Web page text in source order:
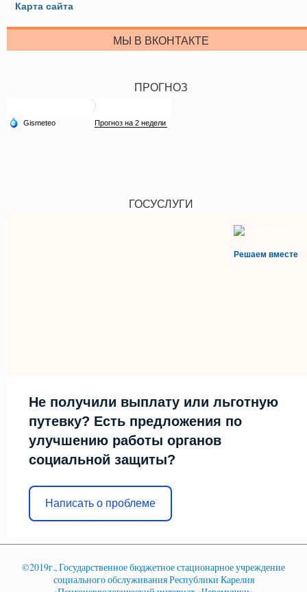
Карта сайта
МЫ В ВКОНТАКТЕ
ПРОГНОЗ
ГОСУСЛУГИ
Решаем вместе
Не получили выплату или льготную
путевку? Есть предложения по
улучшению работы органов
социальной защиты?
Написать о проблеме
©2019г., Государственное бюджетное стационарное учреждение
социального обслуживания Республики Карелия